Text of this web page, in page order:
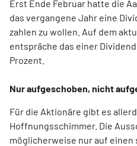
Erst Ende Februar hatte die
das vergangene Jahr eine
zahlen zu wollen. Auf dem
entspräche das einer
Prozent.
Nur aufgeschoben, nicht
Für die Aktionäre gibt es
Hoffnungsschimmer. Die
möglicherweise nur auf